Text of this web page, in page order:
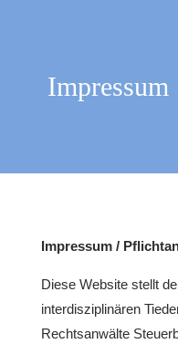
Impressum
Impressum /
Diese Website stellt
interdisziplinären
Rechtsanwälte